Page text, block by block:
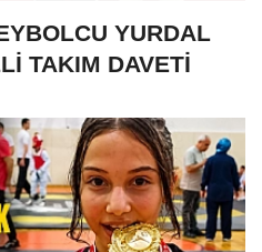
YURDAL
TAKIM DAVETİ